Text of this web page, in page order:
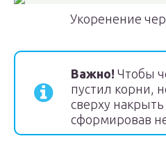
Укоренение
Важно! Чтобы
пустил корни,
сверху
сформировав